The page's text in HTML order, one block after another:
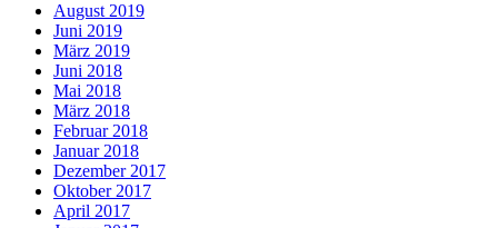
August 2019
Juni 2019
März 2019
Juni 2018
Mai 2018
März 2018
Februar 2018
Januar 2018
Dezember 2017
Oktober 2017
April 2017